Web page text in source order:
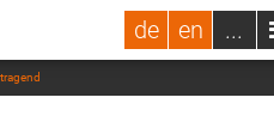
de en ...